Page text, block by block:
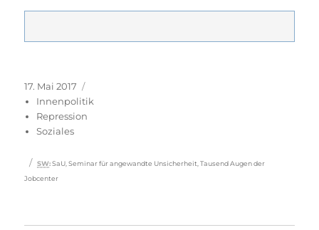
Veröffentlicht
am
17. Mai 2017
Innenpolitik
Repression
Soziales
Schlagwörter
SW: SaU ,Seminar für angewandte Unsicherheit ,Tausend Augen der
Jobcenter